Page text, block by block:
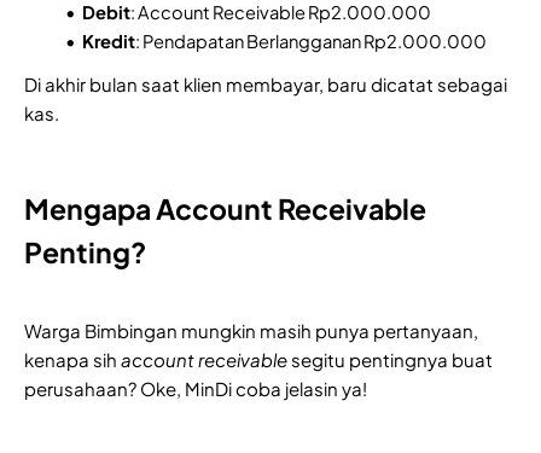
Debit: Account Receivable Rp2.000.000
Kredit: Pendapatan Berlangganan Rp2.000.000
Di akhir bulan saat klien membayar, baru dicatat sebagai
kas.
Mengapa Account Receivable
Penting?
Warga Bimbingan mungkin masih punya pertanyaan,
kenapa sih account receivablesegitu pentingnya buat
perusahaan? Oke, MinDi coba jelasin ya!